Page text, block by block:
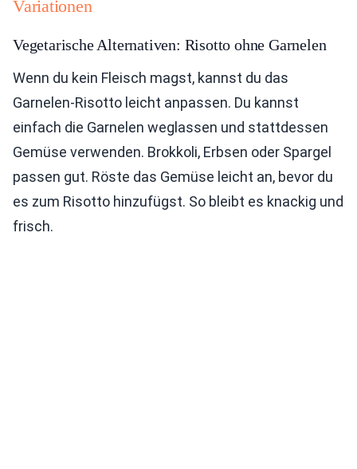
Variationen
Vegetarische Alternativen: Risotto ohne Garnelen
Wenn du kein Fleisch magst, kannst du das
Garnelen-Risotto leicht anpassen. Du kannst
einfach die Garnelen weglassen und stattdessen
Gemüse verwenden. Brokkoli, Erbsen oder Spargel
passen gut. Röste das Gemüse leicht an, bevor du
es zum Risotto hinzufügst. So bleibt es knackig und
frisch.